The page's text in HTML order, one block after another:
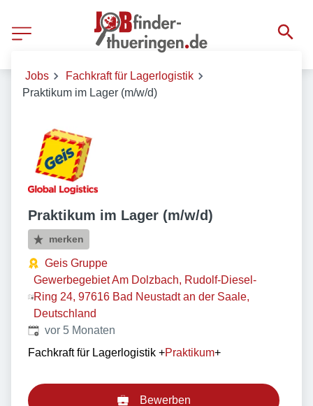
Jobs
Fachkraft für Lagerlogistik
Praktikum im Lager (m/w/d)
Praktikum im Lager (m/w/d)
merken
Geis Gruppe
Gewerbegebiet Am Dolzbach, Rudolf-Diesel-
Ring 24, 97616 Bad Neustadt an der Saale,
Deutschland
Veröffentlicht:
vor 5 Monaten
Fachkraft für Lagerlogistik +Praktikum+
Bewerben